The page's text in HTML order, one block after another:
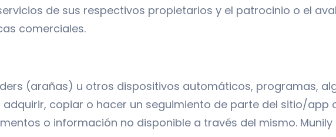
de sus respectivos propietarios y el patrocinio o el aval
comerciales.
(arañas) u otros dispositivos automáticos, programas,
copiar o hacer un seguimiento de parte del sitio/app
o información no disponible a través del mismo. Munily